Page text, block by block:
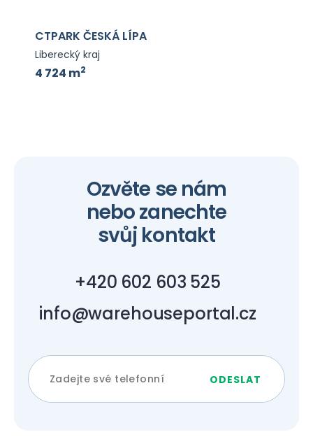
CTPARK ČESKÁ LÍPA
Liberecký kraj
4 724 m2
Ozvěte se nám
nebo zanechte
svůj kontakt
+420 602 603 525
info@warehouseportal.cz